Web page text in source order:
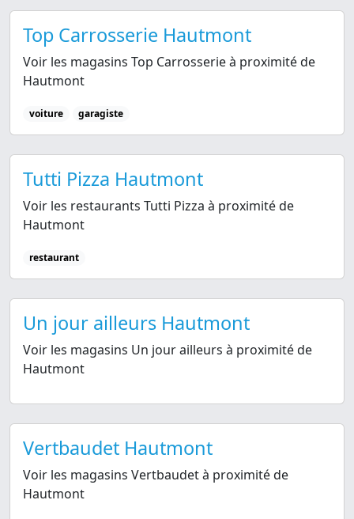
Top Carrosserie Hautmont
Voir les magasins Top Carrosserie à proximité de
Hautmont
voiture garagiste
Tutti Pizza Hautmont
Voir les restaurants Tutti Pizza à proximité de
Hautmont
restaurant
Un jour ailleurs Hautmont
Voir les magasins Un jour ailleurs à proximité de
Hautmont
Vertbaudet Hautmont
Voir les magasins Vertbaudet à proximité de
Hautmont